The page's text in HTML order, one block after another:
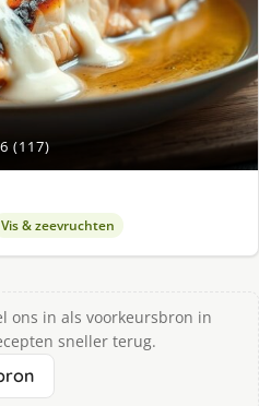
(117)
Vis & zeevruchten
ons in als voorkeursbron in
sneller terug.